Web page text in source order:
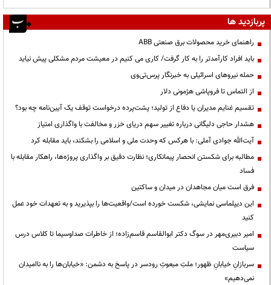
پربازدید ها
راهنمای خرید محصولات برق صنعتی ABB
باید افراد کارآمدتر را به کار گرفت/ کاری می کنیم در معیشت مردم مشکلی پیش نیاید
حمله نیروهای اسرائیلی به خبرنگار پرس‌تی‌وی
از التماس تا فروپاشی هژمونی دلار
تقسیم غنایم مدیران یا دفاع از تولید؛ پشت‌پرده درخواست توقف یک آیین‌نامه چه بود؟
هشدار حاجی دلیگانی درباره تغییر سهم دریای خزر و مخالفت با واگذاری امتیاز
آیت‌الله جوادی آملی: با هرکس که وحدت ملی و اسلامی را بشکند، باید مقابله کرد
مطالبه برای شکستن انحصار پیمانکاری؛ نظارت دقیق بر واگذاری پروژه‌ها، راهکار مقابله با
فساد
فرق است میان مجاهدان در میدان و ساکتین
این دیپلماسی نمایشی، شکست خورده است/واقعیت‌ها را بپذیرید و به تعهدات خود عمل
کنید
امیر دبیری‌مهر در سوگ دکتر ابوالقاسم قاسم‌زاده؛ از خاطرات صداوسیما تا کلاس درس
سیاست
سربازانِ خیابانِ ظهور؛ ملتِ مبعوثِ رودسر در پاسخ به دشمن: «خیابان‌ها را به ناامیدان
نمی‌دهیم»